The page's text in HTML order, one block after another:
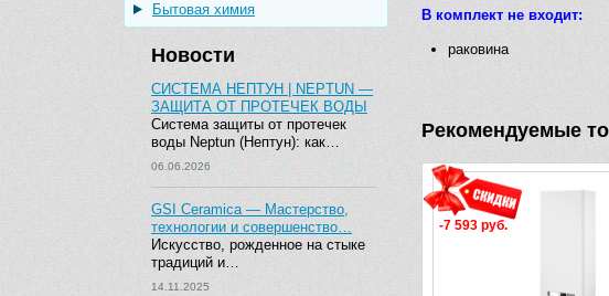
Бытовая химия
Новости
СИСТЕМА НЕПТУН | NEPTUN —
ЗАЩИТА ОТ ПРОТЕЧЕК ВОДЫ
Система защиты от протечек
воды Neptun (Нептун): как…
06.06.2026
GSI Ceramica — Мастерство,
технологии и совершенство…
Искусство, рожденное на стыке
традиций и…
14.11.2025
В комплект не входит:
раковина
Рекомендуемые
-7 593 руб.